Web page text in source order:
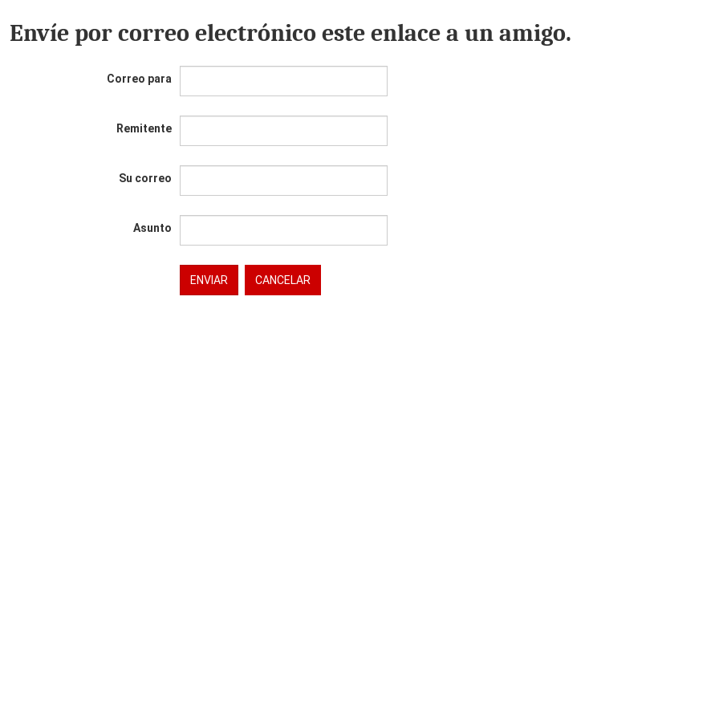
Envíe por correo electrónico este enlace a un amigo.
Correo para
Remitente
Su correo
Asunto
ENVIAR CANCELAR